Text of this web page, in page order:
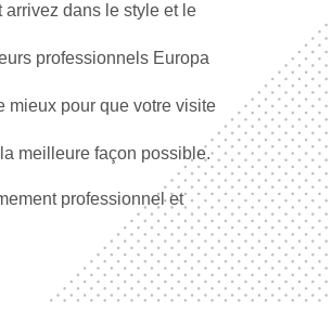
arrivez dans le style et le
professionnels Europa
mieux pour que votre visite
meilleure façon possible.
professionnel et
visitez ce magnifique et